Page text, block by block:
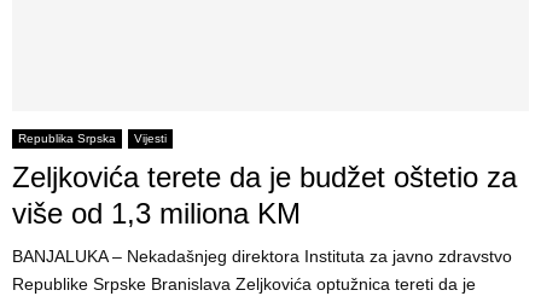
E
N
U
Republika Srpska Vijesti
Zeljkovića terete da je budžet oštetio za
više od 1,3 miliona KM
BANJALUKA – Nekadašnjeg direktora Instituta za javno zdravstvo
Republike Srpske Branislava Zeljkovića optužnica tereti da je